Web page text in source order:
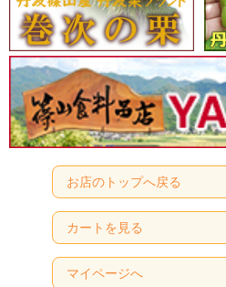
お店のトップへ戻る
カートを見る
マイページへ